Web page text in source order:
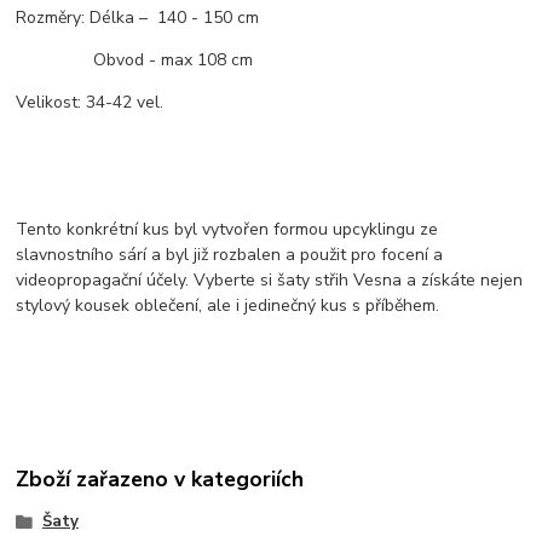
Rozměry: Délka – 140 - 150 cm
Obvod - max 108 cm
Velikost: 34-42 vel.
Tento konkrétní kus byl vytvořen formou upcyklingu ze
slavnostního sárí a byl již rozbalen a použit pro focení a
videopropagační účely. Vyberte si šaty střih Vesna a získáte nejen
stylový kousek oblečení, ale i jedinečný kus s příběhem.
Zboží zařazeno v kategoriích
Šaty